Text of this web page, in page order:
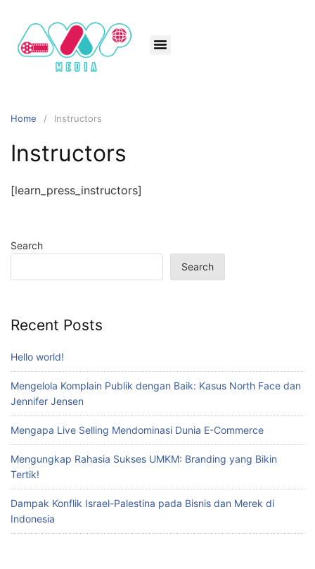
Home Instructors
Instructors
[learn_press_instructors]
Search
Search
Recent Posts
Hello world!
Mengelola Komplain Publik dengan Baik: Kasus North Face dan
Jennifer Jensen
Mengapa Live Selling Mendominasi Dunia E-Commerce
Mengungkap Rahasia Sukses UMKM: Branding yang Bikin
Tertik!
Dampak Konflik Israel-Palestina pada Bisnis dan Merek di
Indonesia